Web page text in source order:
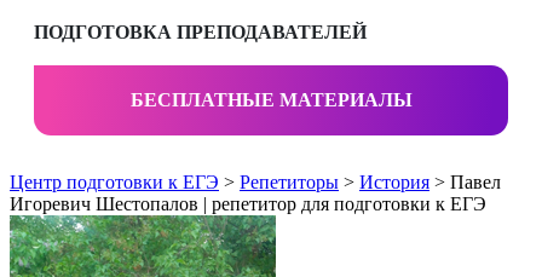
ПОДГОТОВКА ПРЕПОДАВАТЕЛЕЙ
БЕСПЛАТНЫЕ МАТЕРИАЛЫ
Центр подготовки к ЕГЭ > Репетиторы > История > Павел
Игоревич Шестопалов | репетитор для подготовки к ЕГЭ